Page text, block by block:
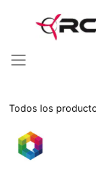
Todos los